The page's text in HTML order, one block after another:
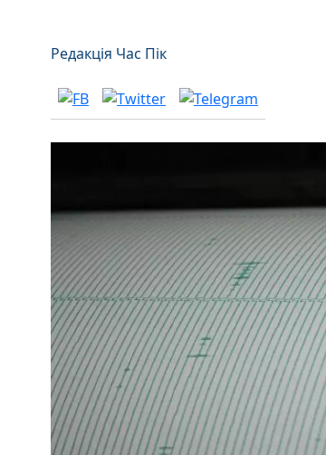
Редакція Час Пік